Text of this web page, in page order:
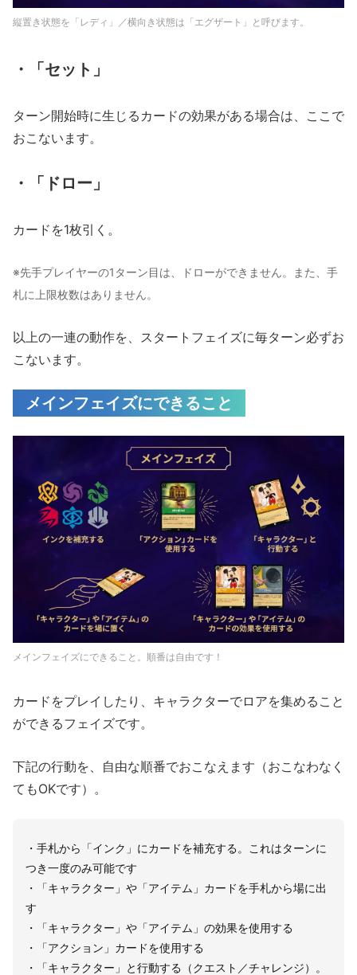
縦置き状態を「レディ」／横向き状態は「エグザート」と呼びます。
・「セット」
ターン開始時に生じるカードの効果がある場合は、ここで
おこないます。
・「ドロー」
カードを1枚引く。
※先手プレイヤーの1ターン目は、ドローができません。また、手
札に上限枚数はありません。
以上の一連の動作を、スタートフェイズに毎ターン必ずお
こないます。
メインフェイズにできること
メインフェイズにできること。順番は自由です！
カードをプレイしたり、キャラクターでロアを集めること
ができるフェイズです。
下記の行動を、自由な順番でおこなえます（おこなわなく
てもOKです）。
・手札から「インク」にカードを補充する。これはターンに
つき一度のみ可能です
・「キャラクター」や「アイテム」カードを手札から場に出
す
・「キャラクター」や「アイテム」の効果を使用する
・「アクション」カードを使用する
・「キャラクター」と行動する（クエスト／チャレンジ）。